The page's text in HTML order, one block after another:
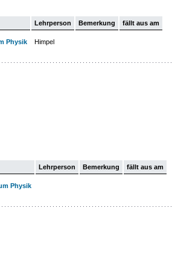
Lehrperson Bemerkung fällt aus am
Physik Himpel
Lehrperson Bemerkung fällt aus am
Physik